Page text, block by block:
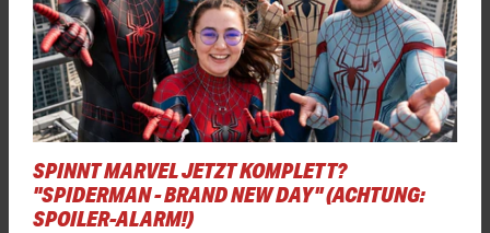
SPINNT MARVEL JETZT KOMPLETT?
"SPIDERMAN - BRAND NEW DAY" (ACHTUNG:
SPOILER-ALARM!)